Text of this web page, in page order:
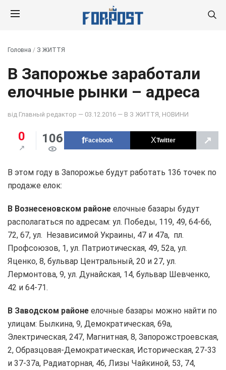
Головна / З ЖИТТЯ
В Запорожье заработали
елочные рынки – адреса
від Главный редактор — 03.12.2016 — В З ЖИТТЯ НОВИНИ
0 106 Facebook Twitter ↗
В этом году в Запорожье будут работать 136 точек по
продаже елок:
В Вознесеновском районе елочные базары будут
располагаться по адресам: ул. Победы, 119, 49, 64-66,
72, 67, ул. Независимой Украины, 47 и 47а, пл.
Профсоюзов, 1, ул. Патриотическая, 49, 52а, ул.
Яценко, 8, бульвар Центральный, 20 и 27, ул.
Лермонтова, 9, ул. Дунайская, 14, бульвар Шевченко,
42 и 64-71.
В Заводском районе елочные базары можно найти по
улицам: Былкина, 9, Демократическая, 69а,
Электрическая, 247, Магнитная, 8, Запорожстроевская,
2, Образцовая-Демократическая, Историческая, 27-33
и 37-37а, Радиаторная, 46, Лизы Чайкиной, 53, 74,